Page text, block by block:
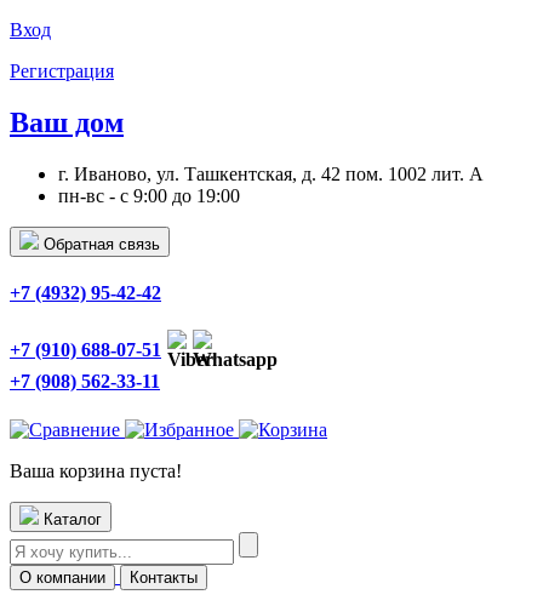
Вход
Регистрация
Ваш дом
г. Иваново, ул. Ташкентская, д. 42 пом. 1002 лит. А
пн-вс - с 9:00 до 19:00
Обратная связь
+7 (4932) 95-42-42
+7 (910) 688-07-51
+7 (908) 562-33-11
Ваша корзина пуста!
Каталог
О компании Контакты